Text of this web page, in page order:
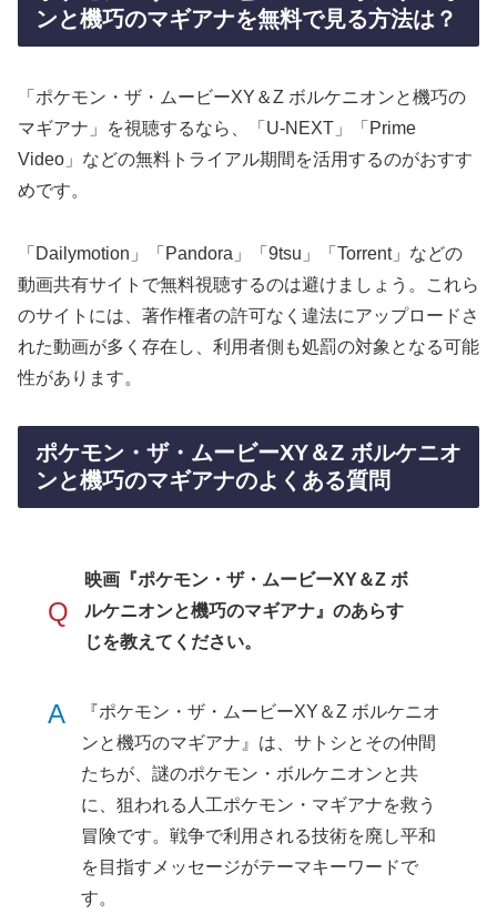
ンと機巧のマギアナを無料で見る方法は？
「ポケモン・ザ・ムービーXY＆Z ボルケニオンと機巧の
マギアナ」を視聴するなら、「U-NEXT」「Prime
Video」などの無料トライアル期間を活用するのがおすす
めです。
「Dailymotion」「Pandora」「9tsu」「Torrent」などの
動画共有サイトで無料視聴するのは避けましょう。これら
のサイトには、著作権者の許可なく違法にアップロードさ
れた動画が多く存在し、利用者側も処罰の対象となる可能
性があります。
ポケモン・ザ・ムービーXY＆Z ボルケニオ
ンと機巧のマギアナのよくある質問
Q
映画『ポケモン・ザ・ムービーXY＆Z ボ
ルケニオンと機巧のマギアナ』のあらす
じを教えてください。
A
『ポケモン・ザ・ムービーXY＆Z ボルケニオ
ンと機巧のマギアナ』は、サトシとその仲間
たちが、謎のポケモン・ボルケニオンと共
に、狙われる人工ポケモン・マギアナを救う
冒険です。戦争で利用される技術を廃し平和
を目指すメッセージがテーマキーワードで
す。